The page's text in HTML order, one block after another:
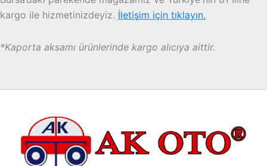
kargo ile hizmetinizdeyiz. İletişim için tıklayın.
*Kaporta aksamı ürünlerinde kargo alıcıya aittir.